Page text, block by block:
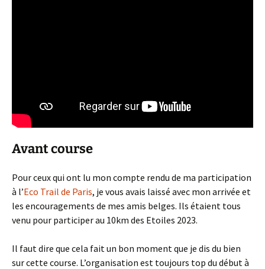
Avant course
Pour ceux qui ont lu mon compte rendu de ma participation
à l’Eco Trail de Paris, je vous avais laissé avec mon arrivée et
les encouragements de mes amis belges. Ils étaient tous
venu pour participer au 10km des Etoiles 2023.
Il faut dire que cela fait un bon moment que je dis du bien
sur cette course. L’organisation est toujours top du début à